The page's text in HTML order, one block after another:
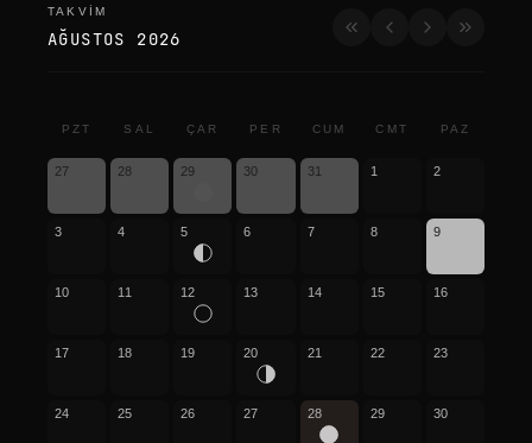
takvim
TAKVIM
AĞUSTOS 2026
PZT SAL ÇAR PER CUM CMT PAZ
27 28 29 30 31 1 2
3 4 5 6 7 8 9
10 11 12 13 14 15 16
17 18 19 20 21 22 23
24 25 26 27 28 29 30